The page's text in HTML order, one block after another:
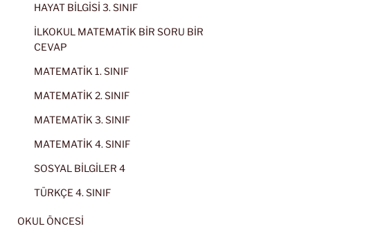
HAYAT BİLGİSİ 3. SINIF
İLKOKUL MATEMATİK BİR SORU BİR
CEVAP
MATEMATİK 1. SINIF
MATEMATİK 2. SINIF
MATEMATİK 3. SINIF
MATEMATİK 4. SINIF
SOSYAL BİLGİLER 4
TÜRKÇE 4. SINIF
OKUL ÖNCESİ